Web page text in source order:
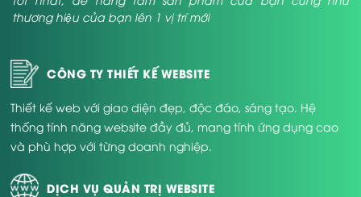
thương hiệu của bạn lên 1 vị trí mới
CÔNG TY THIẾT KẾ WEBSITE
Thiết kế web với giao diện đẹp, độc đáo, sáng tạo. Hệ
thống tính năng website đầy đủ, mang tính ứng dụng cao
và phù hợp với từng doanh nghiệp.
DỊCH VỤ QUẢN TRỊ WEBSITE